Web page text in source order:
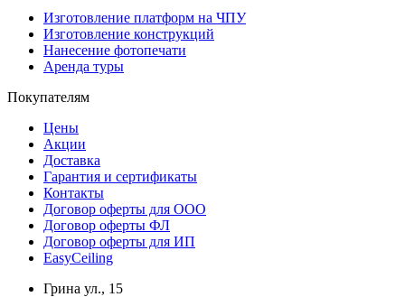
Изготовление платформ на ЧПУ
Изготовление конструкций
Нанесение фотопечати
Аренда туры
Покупателям
Цены
Акции
Доставка
Гарантия и сертификаты
Контакты
Договор оферты для ООО
Договор оферты ФЛ
Договор оферты для ИП
EasyCeiling
Грина ул., 15